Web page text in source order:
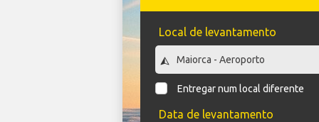
Local de levantamento
Entregar num local diferente
Data de levantamento